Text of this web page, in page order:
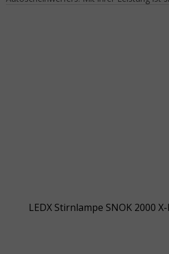
LEDX Stirnlampe SNOK 2000